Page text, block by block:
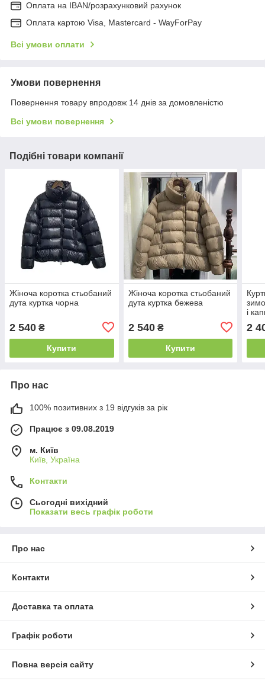
Оплата на IBAN/розрахунковий рахунок
Оплата картою Visa, Mastercard - WayForPay
Всі умови оплати
Умови повернення
Повернення товару впродовж 14 днів за домовленістю
Всі умови повернення
Подібні товари компанії
Жіноча коротка стьобаний
дута куртка чорна
2 540 ₴
Купити
Жіноча коротка стьобаний
дута куртка бежева
2 540₴
Купити
і
2
Про нас
100% позитивних з 19 відгуків за рік
Працює з 09.08.2019
м. Київ
Київ, Україна
Контакти
Сьогодні вихідний
Показати весь графік роботи
Про нас
Контакти
Доставка та оплата
Графік роботи
Повна версія сайту